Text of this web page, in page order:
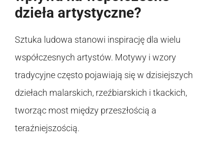
dzieła artystyczne?
Sztuka ludowa stanowi inspirację dla wielu
współczesnych artystów. Motywy i wzory
tradycyjne często pojawiają się w dzisiejszych
dziełach malarskich, rzeźbiarskich i tkackich,
tworząc most między przeszłością a
teraźniejszością.